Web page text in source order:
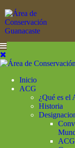
Inicio
ACG
¿Qué es el
Historia